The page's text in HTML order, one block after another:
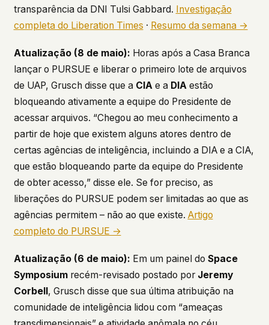
transparência da DNI Tulsi Gabbard. Investigação
completa do Liberation Times · Resumo da semana →
Atualização (8 de maio): Horas após a Casa Branca
lançar o PURSUE e liberar o primeiro lote de arquivos
de UAP, Grusch disse que a CIAe a DIAestão
bloqueando ativamente a equipe do Presidente de
acessar arquivos. “Chegou ao meu conhecimento a
partir de hoje que existem alguns atores dentro de
certas agências de inteligência, incluindo a DIA e a CIA,
que estão bloqueando parte da equipe do Presidente
de obter acesso,” disse ele. Se for preciso, as
liberações do PURSUE podem ser limitadas ao que as
agências permitem – não ao que existe. Artigo
completo do PURSUE →
Atualização (6 de maio): Em um painel do Space
Symposiumrecém-revisado postado por Jeremy
Corbell, Grusch disse que sua última atribuição na
comunidade de inteligência lidou com “ameaças